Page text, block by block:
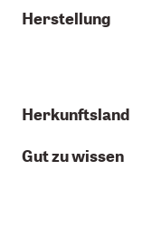
Herstellung
Herkunftsland
Gut zu wissen